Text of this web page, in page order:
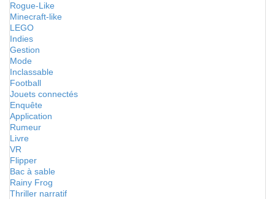
Rogue-Like
Minecraft-like
LEGO
Indies
Gestion
Mode
Inclassable
Football
Jouets connectés
Enquête
Application
Rumeur
Livre
VR
Flipper
Bac à sable
Rainy Frog
Thriller narratif